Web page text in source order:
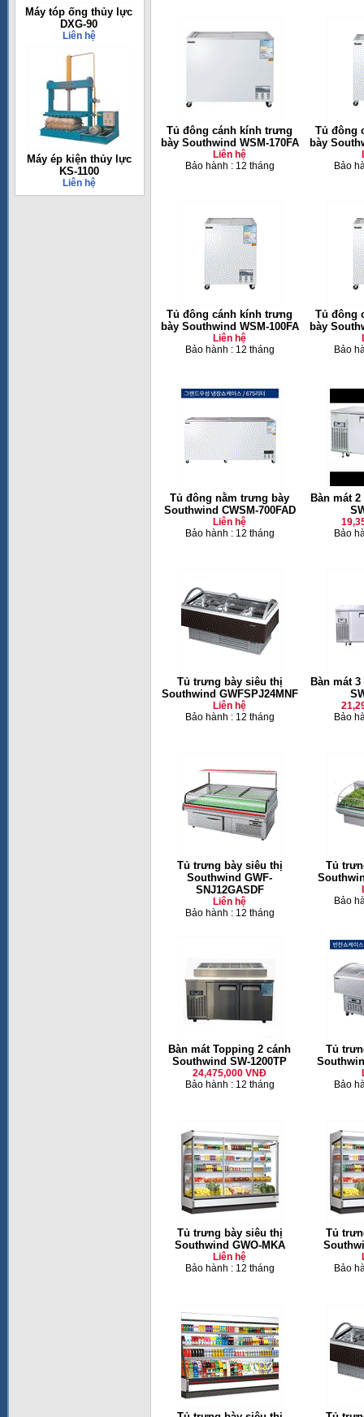
Máy tóp ống thủy lực
DXG-90
Liên hệ
Máy ép kiện thủy lực
KS-1100
Liên hệ
Tủ đông cánh kính trưng
bày Southwind WSM-170FA
Liên hệ
Bảo hành : 12 tháng
Tủ đông
bày
Bảo
Tủ đông cánh kính trưng
bày Southwind WSM-100FA
Liên hệ
Bảo hành : 12 tháng
Tủ đông
bày
Bảo
Tủ đông nằm trưng bày
Southwind CWSM-700FAD
Liên hệ
Bảo hành : 12 tháng
Bàn mát
Bảo
Tủ trưng bày siêu thị
Southwind GWFSPJ24MNF
Liên hệ
Bảo hành : 12 tháng
Bàn mát
Bảo
Tủ trưng bày siêu thị
Southwind GWF-
SNJ12GASDF
Liên hệ
Bảo hành : 12 tháng
Tủ
Bảo
Bàn mát Topping 2 cánh
Southwind SW-1200TP
24,475,000 VNĐ
Bảo hành : 12 tháng
Tủ
Bảo
Tủ trưng bày siêu thị
Southwind GWO-MKA
Liên hệ
Bảo hành : 12 tháng
Tủ
Bảo